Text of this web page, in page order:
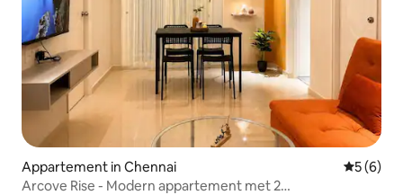
Appartement in Chennai
5 (6)
Arcove Rise - Modern appartement met 2